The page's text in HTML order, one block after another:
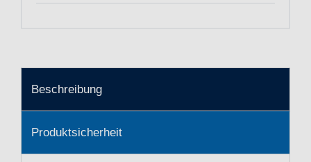
Beschreibung
Produktsicherheit